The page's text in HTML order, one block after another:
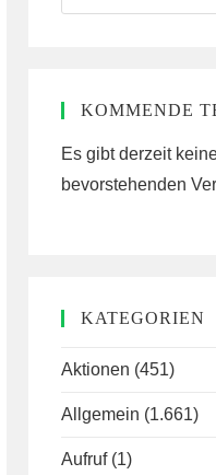
this
KOMMENDE
Es gibt derzeit
bevorstehenden
KATEGORIEN
Aktionen (451)
Allgemein (1.661)
Aufruf (1)